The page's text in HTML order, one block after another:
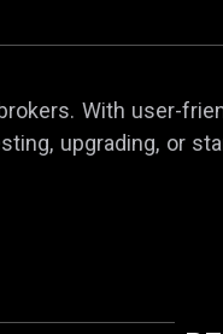
With user-
upgrading, or